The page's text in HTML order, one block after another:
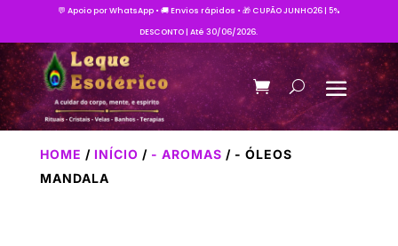
💬 Apoio por WhatsApp • 🚚 Envios rápidos • 🎁 CUPÃO JUNHO26 | 5%
DESCONTO | Até 30/06/2026.
HOME / INÍCIO / - AROMAS / - ÓLEOS
MANDALA